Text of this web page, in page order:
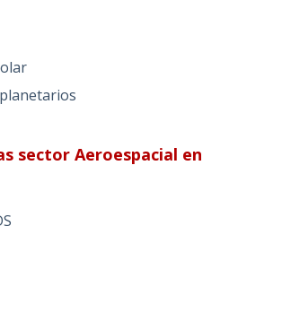
sector Aeroespacial en